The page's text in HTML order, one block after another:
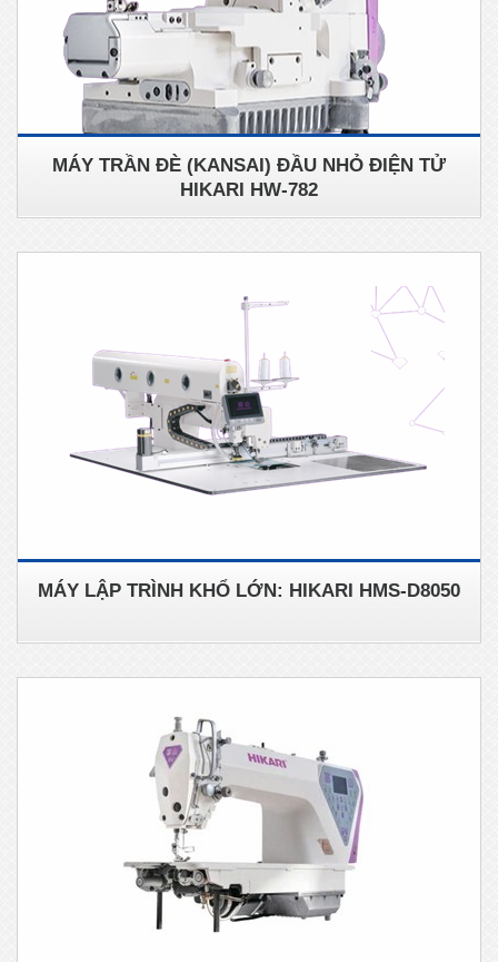
MÁY TRẦN ĐÈ (KANSAI) ĐẦU NHỎ ĐIỆN TỬ
HIKARI HW-782
MÁY LẬP TRÌNH KHỔ LỚN: HIKARI HMS-D8050